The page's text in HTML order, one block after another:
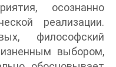
осознанно
реализации.
философский
выбором,